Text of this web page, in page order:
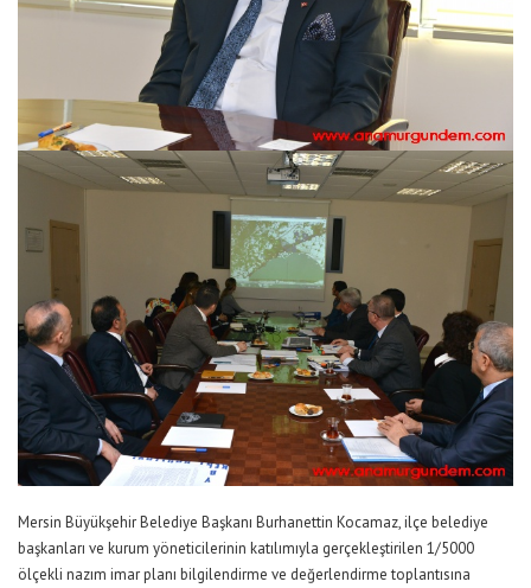
Mersin Büyükşehir Belediye Başkanı Burhanettin Kocamaz, ilçe belediye
başkanları ve kurum yöneticilerinin katılımıyla gerçekleştirilen 1/5000
ölçekli nazım imar planı bilgilendirme ve değerlendirme toplantısına